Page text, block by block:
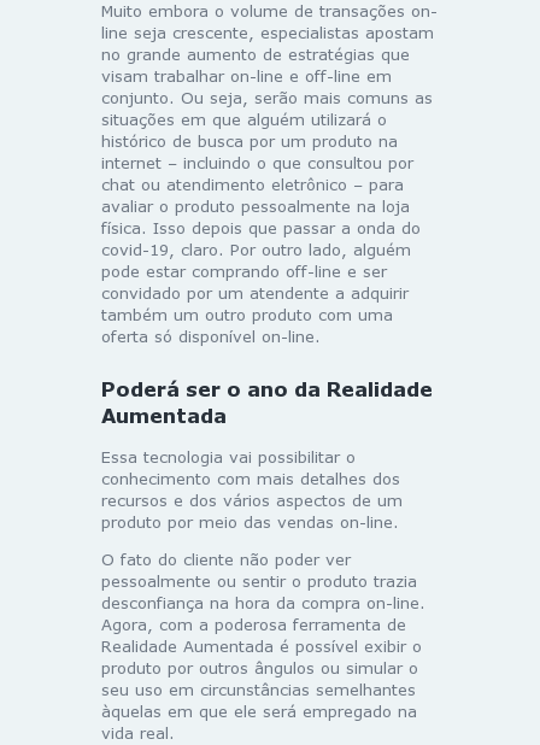
Muito embora o volume de transações on-
line seja crescente, especialistas apostam
no grande aumento de estratégias que
visam trabalhar on-line e off-line em
conjunto. Ou seja, serão mais comuns as
situações em que alguém utilizará o
histórico de busca por um produto na
internet – incluindo o que consultou por
chat ou atendimento eletrônico – para
avaliar o produto pessoalmente na loja
física. Isso depois que passar a onda do
covid-19, claro. Por outro lado, alguém
pode estar comprando off-line e ser
convidado por um atendente a adquirir
também um outro produto com uma
oferta só disponível on-line.
Poderá ser o ano da Realidade
Aumentada
Essa tecnologia vai possibilitar o
conhecimento com mais detalhes dos
recursos e dos vários aspectos de um
produto por meio das vendas on-line.
O fato do cliente não poder ver
pessoalmente ou sentir o produto trazia
desconfiança na hora da compra on-line.
Agora, com a poderosa ferramenta de
Realidade Aumentada é possível exibir o
produto por outros ângulos ou simular o
seu uso em circunstâncias semelhantes
àquelas em que ele será empregado na
vida real.